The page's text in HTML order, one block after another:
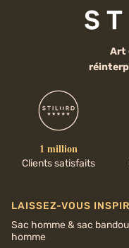
Art
1 million
Clients satisfaits
LAISSEZ-VOUS
Sac homme & sac
homme